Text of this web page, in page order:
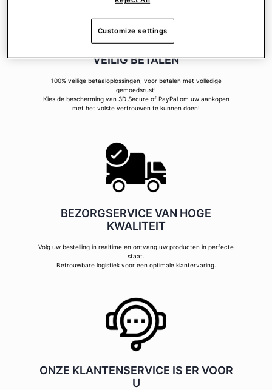
VEILIG BETALEN
100% veilige betaaloplossingen, voor betalen met volledige
gemoedsrust!
Kies de bescherming van 3D Secure of PayPal om uw aankopen
met het volste vertrouwen te kunnen doen!
BEZORGSERVICE VAN HOGE
KWALITEIT
Volg uw bestelling in realtime en ontvang uw producten in perfecte
staat.
Betrouwbare logistiek voor een optimale klantervaring.
ONZE KLANTENSERVICE IS ER VOOR
U
Customize settings